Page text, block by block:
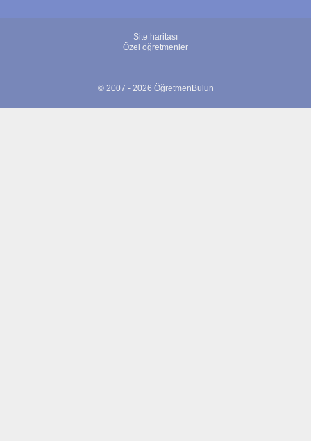
Site haritası
Özel öğretmenler
© 2007 - 2026 ÖğretmenBulun